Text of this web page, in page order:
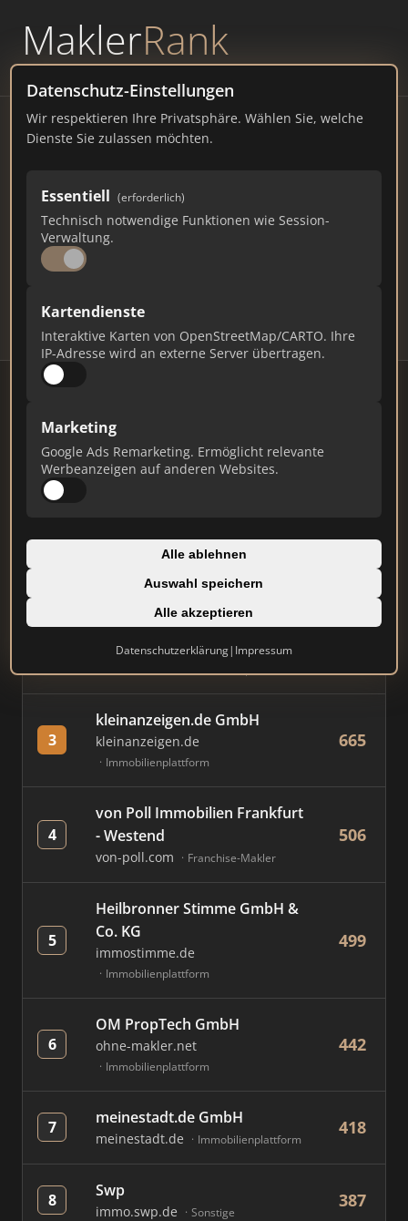
MaklerRank
powered byWAVEPOINT
Datenschutz-Einstellungen
Wir respektieren Ihre Privatsphäre. Wählen Sie, welche
Dienste Sie zulassen möchten.
Essentiell (erforderlich)
Technisch notwendige Funktionen wie Session-
Verwaltung.
Kartendienste
Interaktive Karten von OpenStreetMap/CARTO. Ihre
IP-Adresse wird an externe Server übertragen.
Marketing
Google Ads Remarketing. Ermöglicht relevante
Werbeanzeigen auf anderen Websites.
Alle ablehnen
Auswahl speichern
Alle akzeptieren
Datenschutzerklärung| Impressum
Immobilienmakler
Heilbronn – Ranking Juli
2026
BADEN-WÜRTTEMBERG
86
Makler Makler-Keywords
Stand: Juli 2026
#
Immobilien Scout GmbH
immobilienscout24.de
AVIV Germany GmbH
3
kleinanzeigen.de GmbH
kleinanzeigen.de
Immobilienplattform
665
4
von Poll Immobilien Frankfurt
- Westend
von-poll.com Franchise-Makler
506
5
Heilbronner Stimme GmbH &
Co. KG
immostimme.de
Immobilienplattform
499
6
OM PropTech GmbH
ohne-makler.net
Immobilienplattform
442
7 meinestadt.de GmbH
meinestadt.de Immobilienplattform
418
8 Swp
immo.swp.de Sonstige
387